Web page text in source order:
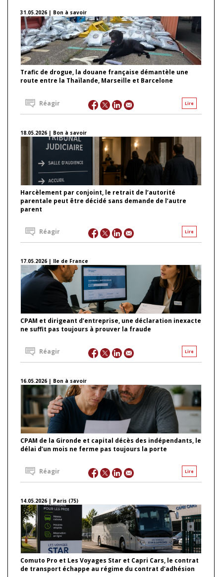
31.05.2026 | Bon à savoir
Trafic de drogue, la douane française démantèle une
route entre la Thaïlande, Marseille et Barcelone
Lire
Réagir
18.05.2026 | Bon à savoir
Harcèlement par conjoint, le retrait de l’autorité
parentale peut être décidé sans demande de l’autre
parent
Lire
Réagir
17.05.2026 | Ile de France
CPAM et dirigeant d’entreprise, une déclaration inexacte
ne suffit pas toujours à prouver la fraude
Lire
Réagir
16.05.2026 | Bon à savoir
CPAM de la Gironde et capital décès des indépendants, le
délai d’un mois ne ferme pas toujours la porte
Lire
Réagir
14.05.2026 | Paris (75)
Comuto Pro et Les Voyages Star et Capri Cars, le contrat
de transport échappe au régime du contrat d’adhésion